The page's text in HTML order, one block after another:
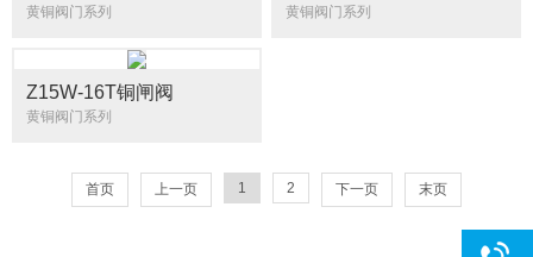
黄铜阀门系列 黄铜阀门系列
Z15W-16T铜闸阀
黄铜阀门系列
首页 上一页 1 2 下一页 末页